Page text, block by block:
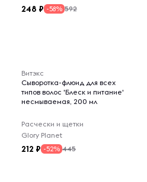
248 -58% 592
Витэкс
Сыворотка-флюид для всех
типов волос 'Блеск и питание'
несмываемая, 200 мл
Расчески и щетки
Glory Planet
212 -52% 445